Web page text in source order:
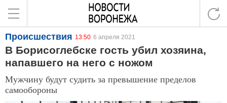
Происшествия 13:50 6 апреля 2021
В Борисоглебске гость убил хозяина,
напавшего на него с ножом
Мужчину будут судить за превышение пределов
самообороны